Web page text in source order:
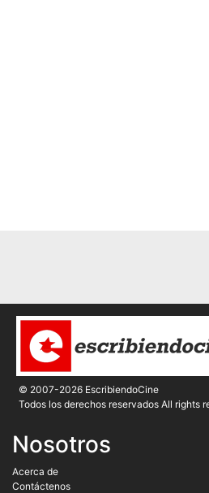
© 2007-2026 EscribiendoCine
Todos los derechos reservados All rights
Nosotros
Acerca de
Contáctenos